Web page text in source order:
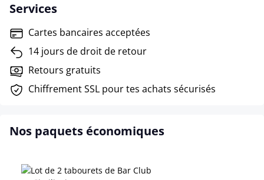
Services
Cartes bancaires acceptées
14 jours de droit de retour
Retours gratuits
Chiffrement SSL pour tes achats sécurisés
Nos paquets économiques